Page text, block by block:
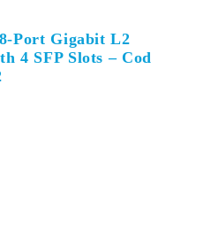
Port Gigabit L2
4 SFP Slots – Cod